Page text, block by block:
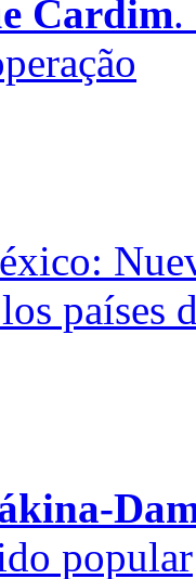
Cardim.
países
popular